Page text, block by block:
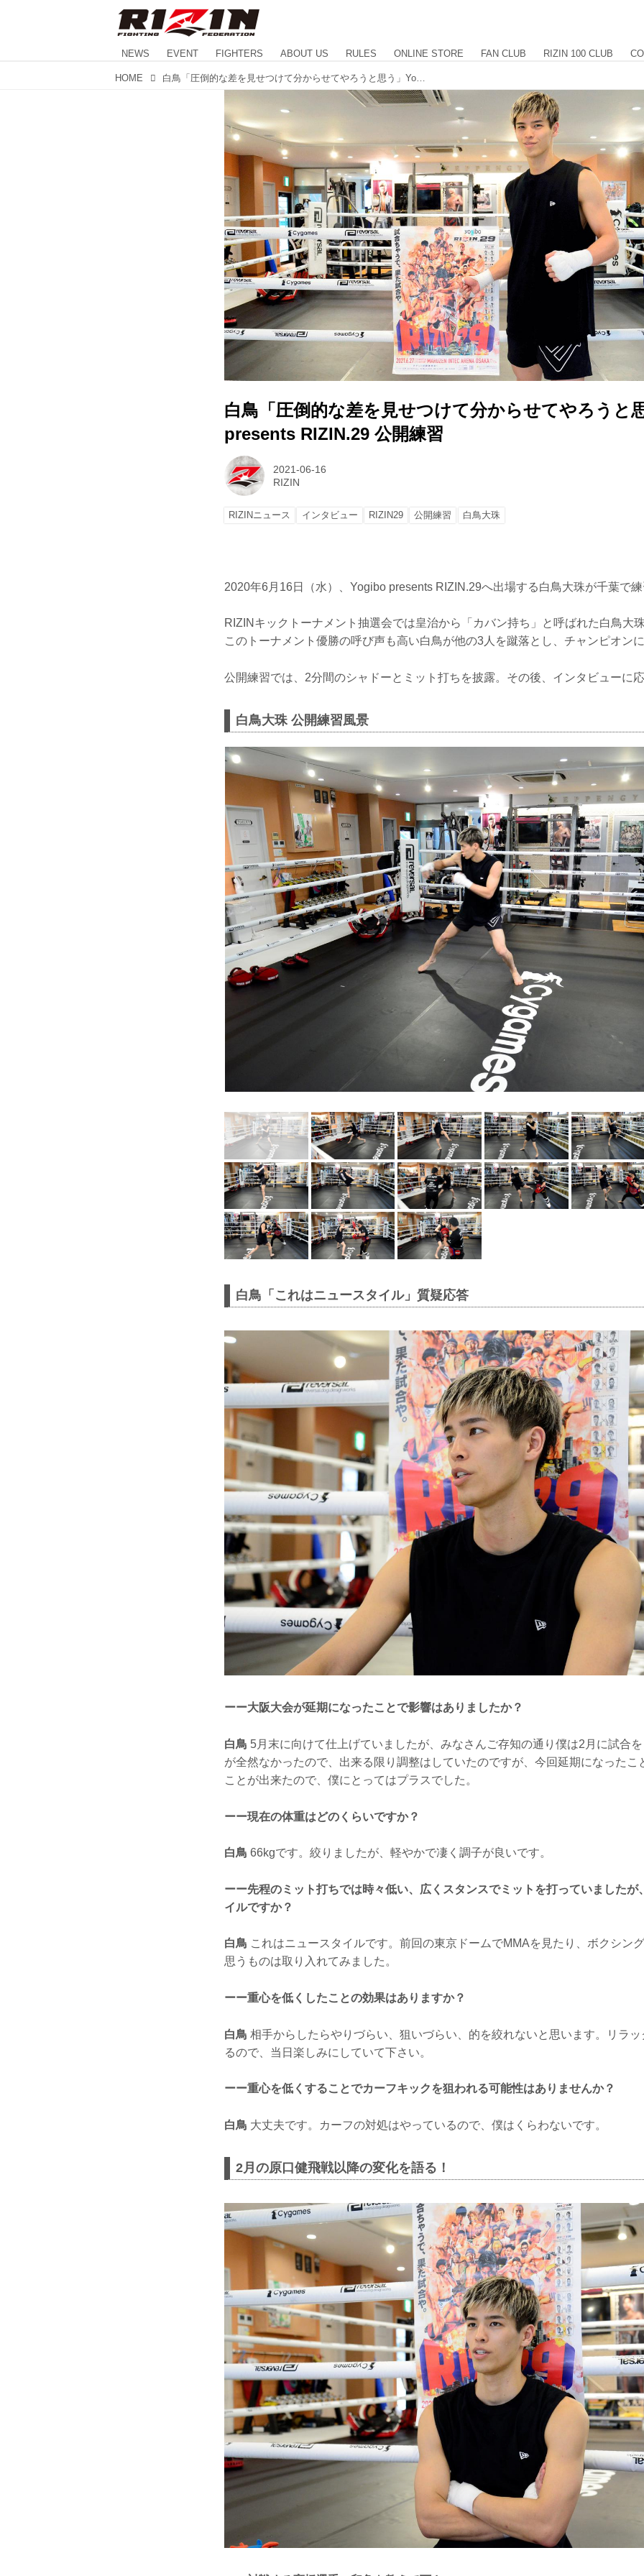
NEWS EVENT FIGHTERS ABOUT US RULES ONLINE STORE FAN CLUB RIZIN 100 CLUB
HOME
白鳥「圧倒的な差を見せつけて分からせてやろうと
presents RIZIN.29 公開練習
2021-06-16
RIZIN
RIZINニュース インタビュー RIZIN29 公開練習 白鳥大珠
2020年6月16日（水）、Yogibo presents RIZIN.29へ出場する白鳥大珠が千葉で
RIZINキックトーナメント抽選会では皇治から「カバン持ち」と呼ばれた白鳥大
このトーナメント優勝の呼び声も高い白鳥が他の3人を蹴落とし、チャンピオン
公開練習では、2分間のシャドーとミット打ちを披露。その後、インタビューに
白鳥大珠 公開練習風景
白鳥「これはニュースタイル」質疑応答
ーー大阪大会が延期になったことで影響はありましたか？
白鳥 5月末に向けて仕上げていましたが、みなさんご存知の通り僕は2月に試合
が全然なかったので、出来る限り調整はしていたのですが、今回延期になったこ
ことが出来たので、僕にとってはプラスでした。
ーー現在の体重はどのくらいですか？
白鳥 66kgです。絞りましたが、軽やかで凄く調子が良いです。
ーー先程のミット打ちでは時々低い、広くスタンスでミットを打っていましたが
イルですか？
白鳥 これはニュースタイルです。前回の東京ドームでMMAを見たり、ボクシン
思うものは取り入れてみました。
ーー重心を低くしたことの効果はありますか？
白鳥 相手からしたらやりづらい、狙いづらい、的を絞れないと思います。リラ
るので、当日楽しみにしていて下さい。
ーー重心を低くすることでカーフキックを狙われる可能性はありませんか？
白鳥 大丈夫です。カーフの対処はやっているので、僕はくらわないです。
2月の原口健飛戦以降の変化を語る！